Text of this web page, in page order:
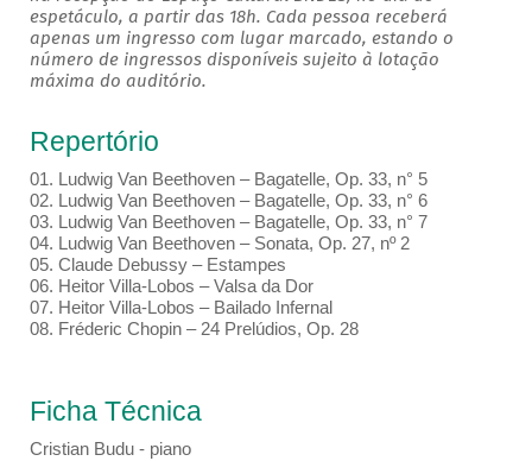
espetáculo, a partir das 18h. Cada pessoa receberá
apenas um ingresso com lugar marcado, estando o
número de ingressos disponíveis sujeito à lotação
máxima do auditório.
Repertório
01. Ludwig Van Beethoven – Bagatelle, Op. 33, n° 5
02. Ludwig Van Beethoven – Bagatelle, Op. 33, n° 6
03. Ludwig Van Beethoven – Bagatelle, Op. 33, n° 7
04. Ludwig Van Beethoven – Sonata, Op. 27, nº 2
05. Claude Debussy – Estampes
06. Heitor Villa-Lobos – Valsa da Dor
07. Heitor Villa-Lobos – Bailado Infernal
08. Fréderic Chopin – 24 Prelúdios, Op. 28
Ficha Técnica
Cristian Budu - piano